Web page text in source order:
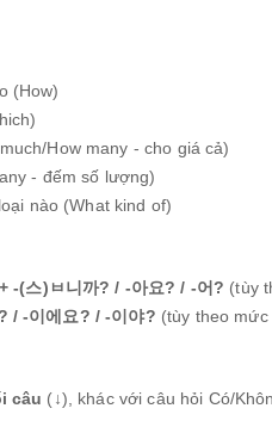
(How)
How many - cho giá cả)
- đếm số lượng)
nào (What kind of)
(스)ㅂ니까? / -아요? / -어? (tùy
/ -이에요? / -이야? (tùy theo
câu (↓), khác với câu hỏi Có/